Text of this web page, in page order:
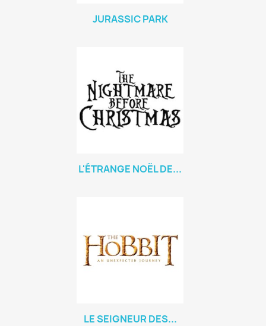
JURASSIC PARK
L'ÉTRANGE NOËL DE...
LE SEIGNEUR DES...